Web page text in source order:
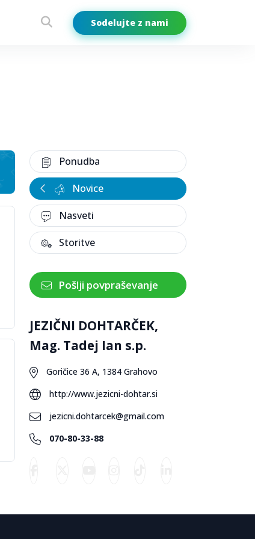
Sodelujte z nami
Ponudba
Novice
Nasveti
Storitve
Pošlji povpraševanje
JEZIČNI DOHTARČEK,
Mag. Tadej Ian s.p.
Goričice 36 A, 1384 Grahovo
http://www.jezicni-dohtar.si
jezicni.dohtarcek@gmail.com
070-80-33-88